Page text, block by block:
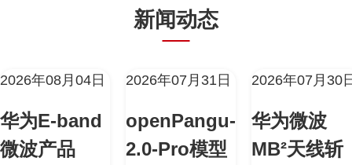
新闻动态
2026年08月04日
华为E-band
微波产品
2026年07月31日
openPangu-
2.0-Pro模型
2026年07月30
华为微波
MB²天线斩